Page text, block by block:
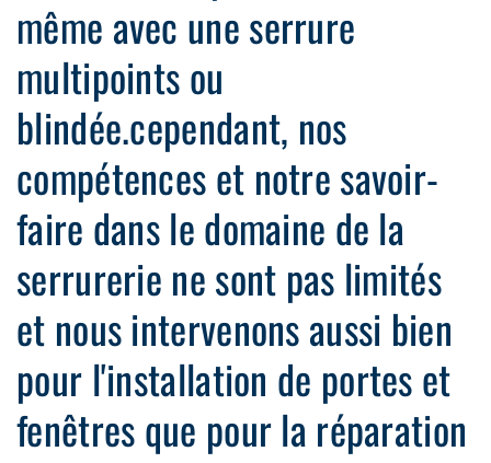
même avec une serrure
multipoints ou
blindée.cependant, nos
compétences et notre savoir-
faire dans le domaine de la
serrurerie ne sont pas limités
et nous intervenons aussi bien
pour l'installation de portes et
fenêtres que pour la réparation